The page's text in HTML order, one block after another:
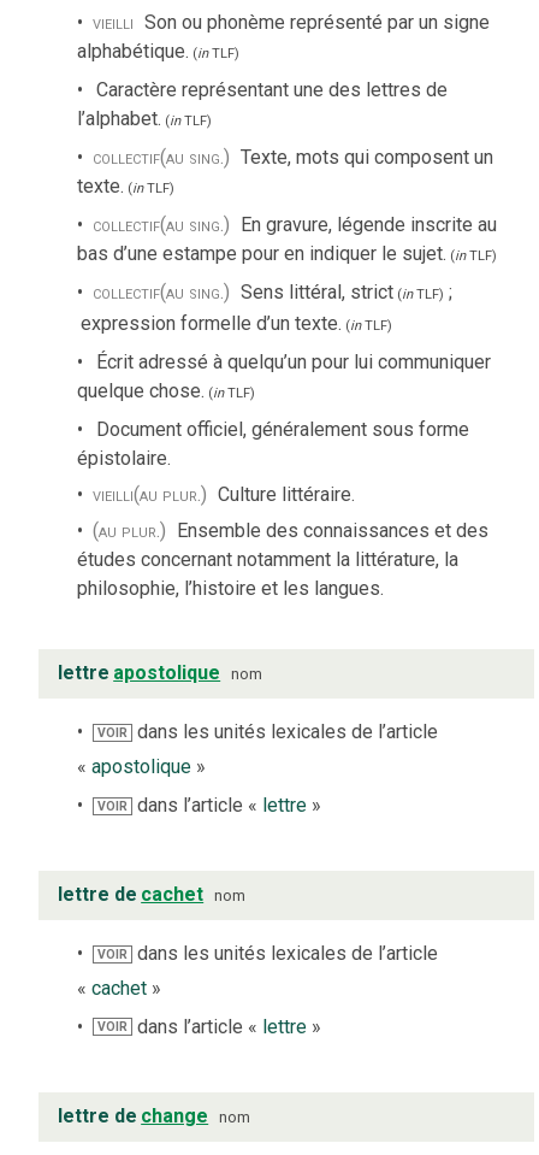
vieilli Son ou phonème représenté par un signe
alphabétique. (inTLF)
Caractère représentant une des lettres de
l’alphabet. (inTLF)
collectif(au sing.) Texte, mots qui composent un
texte. (inTLF)
collectif(au sing.) En gravure, légende inscrite au
bas d’une estampe pour en indiquer le sujet. (inTLF)
collectif(au sing.) Sens littéral, strict(inTLF) ;
expression formelle d’un texte. (inTLF)
Écrit adressé à quelqu’un pour lui communiquer
quelque chose. (inTLF)
Document officiel, généralement sous forme
épistolaire.
vieilli(au plur.) Culture littéraire.
(au plur.) Ensemble des connaissances et des
études concernant notamment la littérature, la
philosophie, l’histoire et les langues.
lettre apostolique nom
VOIR
dans les unités lexicales de l’article
« apostolique »
VOIR dans l’article « lettre »
lettre de cachet nom
VOIR
dans les unités lexicales de l’article
« cachet »
VOIR dans l’article « lettre »
lettre de change nom